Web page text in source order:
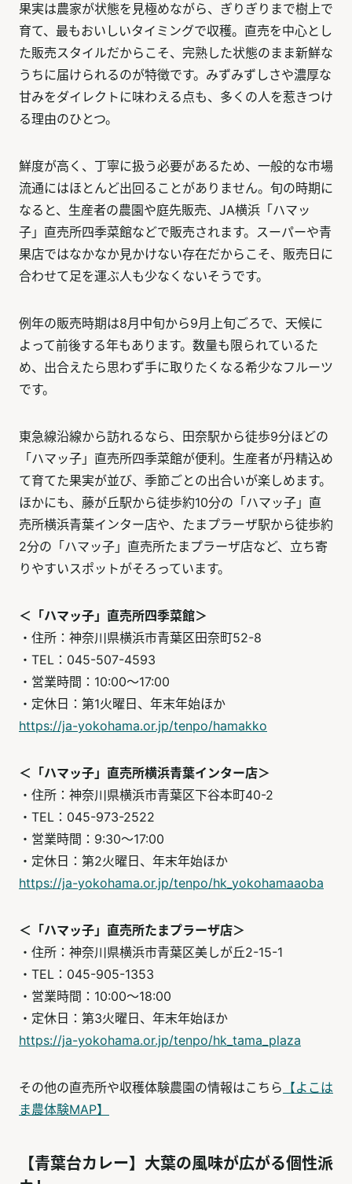
果実は農家が状態を見極めながら、ぎりぎりまで樹上で
育て、最もおいしいタイミングで収穫。直売を中心とし
た販売スタイルだからこそ、完熟した状態のまま新鮮な
うちに届けられるのが特徴です。みずみずしさや濃厚な
甘みをダイレクトに味わえる点も、多くの人を惹きつけ
る理由のひとつ。
鮮度が高く、丁寧に扱う必要があるため、一般的な市場
流通にはほとんど出回ることがありません。旬の時期に
なると、生産者の農園や庭先販売、JA横浜「ハマッ
子」直売所四季菜館などで販売されます。スーパーや青
果店ではなかなか見かけない存在だからこそ、販売日に
合わせて足を運ぶ人も少なくないそうです。
例年の販売時期は8月中旬から9月上旬ごろで、天候に
よって前後する年もあります。数量も限られているた
め、出合えたら思わず手に取りたくなる希少なフルーツ
です。
東急線沿線から訪れるなら、田奈駅から徒歩9分ほどの
「ハマッ子」直売所四季菜館が便利。生産者が丹精込め
て育てた果実が並び、季節ごとの出合いが楽しめます。
ほかにも、藤が丘駅から徒歩約10分の「ハマッ子」直
売所横浜青葉インター店や、たまプラーザ駅から徒歩約
2分の「ハマッ子」直売所たまプラーザ店など、立ち寄
りやすいスポットがそろっています。
＜「ハマッ子」直売所四季菜館＞
・住所：神奈川県横浜市青葉区田奈町52-8
・TEL：045-507-4593
・営業時間：10:00～17:00
・定休日：第1火曜日、年末年始ほか
https://ja-yokohama.or.jp/tenpo/hamakko
＜「ハマッ子」直売所横浜青葉インター店＞
・住所：神奈川県横浜市青葉区下谷本町40-2
・TEL：045-973-2522
・営業時間：9:30～17:00
・定休日：第2火曜日、年末年始ほか
https://ja-yokohama.or.jp/tenpo/hk_yokohamaaoba
＜「ハマッ子」直売所たまプラーザ店＞
・住所：神奈川県横浜市青葉区美しが丘2-15-1
・TEL：045-905-1353
・営業時間：10:00～18:00
・定休日：第3火曜日、年末年始ほか
https://ja-yokohama.or.jp/tenpo/hk_tama_plaza
その他の直売所や収穫体験農園の情報はこちら 【よこは
ま農体験MAP】
【青葉台カレー】大葉の風味が広がる個性派